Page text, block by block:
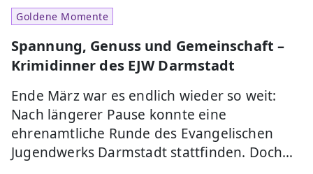
Goldene Momente
Spannung, Genuss und Gemeinschaft –
Krimidinner des EJW Darmstadt
Ende März war es endlich wieder so weit:
Nach längerer Pause konnte eine
ehrenamtliche Runde des Evangelischen
Jugendwerks Darmstadt stattfinden. Doch…